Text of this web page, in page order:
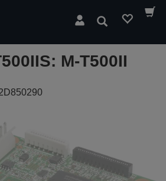
Wyszukaj
M-T500II